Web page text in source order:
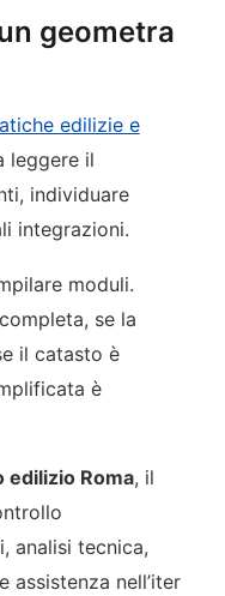
geometra
edilizie e
leggere il
individuare
integrazioni.
moduli.
se la
il catasto è
è
edilizio Roma, il
analisi tecnica,
nell’iter